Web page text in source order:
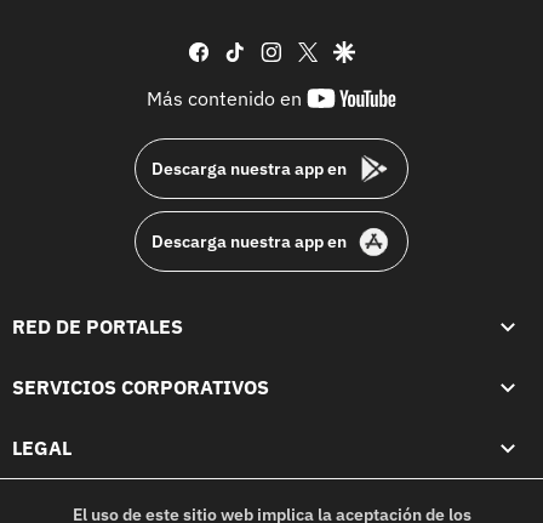
facebook
tiktok instagram
twittergoogle
Más contenido en
youtube-
Descarga nuestra app en
Descarga nuestra app en
RED DE PORTALES
SERVICIOS CORPORATIVOS
LEGAL
El uso de este sitio web implica la aceptación de los